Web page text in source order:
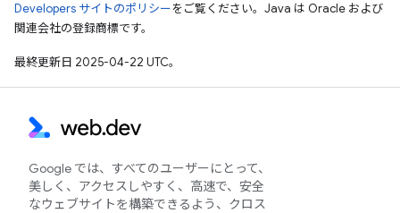
Developers サイトのポリシーをご覧ください。Java は Oracle および
関連会社の登録商標です。
最終更新日 2025-04-22 UTC。
Google では、すべてのユーザーにとって、
美しく、アクセスしやすく、高速で、安全
なウェブサイトを構築できるよう、クロス